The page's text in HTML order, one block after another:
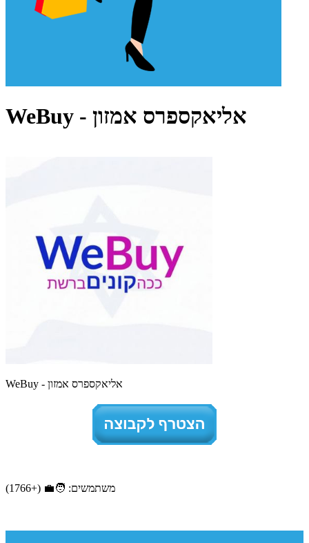
WeBuy - אליאקספרס אמזון
WeBuy - אליאקספרס אמזון
משתמשים: 🧑‍💼 (+1766)